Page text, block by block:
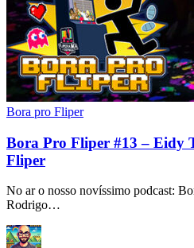
Bora pro Fliper
Bora Pro Fliper #13 – Eidy
Fliper
No ar o nosso novíssimo podcast:
Rodrigo…